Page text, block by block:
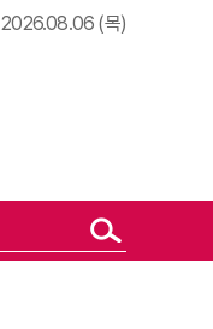
2026.08.06 (목)